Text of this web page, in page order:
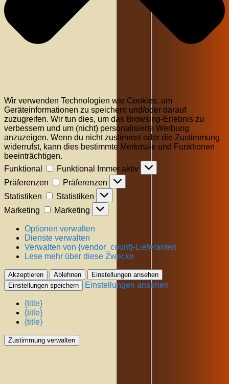
Wir verwenden Technologien wie Cookies, um
Geräteinformationen zu speichern und/oder darauf
zuzugreifen. Wir tun dies, um das Browsing-Erlebnis zu
verbessern und um (nicht) personalisierte Werbung
anzuzeigen. Wenn du nicht zustimmst oder die Zustimmung
widerrufst, kann dies bestimmte Merkmale und Funktionen
beeinträchtigen.
Funktional
Funktional
Immer aktiv
Präferenzen
Präferenzen
Statistiken
Statistiken
Marketing
Marketing
Optionen verwalten
Dienste verwalten
Verwalten von {vendor_count}-Lieferanten
Lese mehr über diese Zwecke
Akzeptieren Ablehnen
Einstellungen ansehen
Einstellungen speichern
Einstellungen ansehen
{title}
{title}
{title}
Zustimmung verwalten